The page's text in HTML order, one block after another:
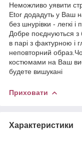
Неможливо уявити
Etor додадуть у Ваш
без шнурівки - легкі
Добре поєднуються з
в парі з фактурною і
неповторний
костюмами на Ваш
будете вишукані
Приховати
Характеристики